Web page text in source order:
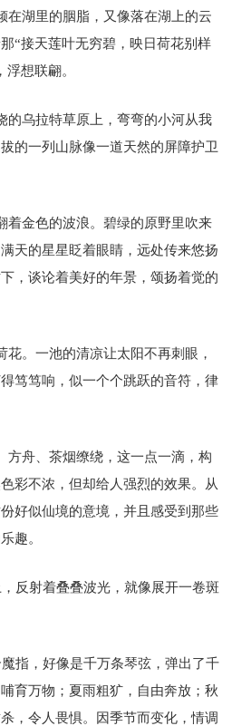
在湖里的胭脂，又像落在湖上的云
“接天莲叶无穷碧，映日荷花别样
想联翩。
的乌拉特草原上，弯弯的小河从我
的一列山脉像一道天然的屏障护卫
着金色的波浪。碧绿的原野里吹来
天的星星眨着眼睛，远处传来悠扬
，谈论着美好的年景，颂扬着觉的
花。一池的清凉让太阳不再刺眼，
笃笃响，似一个个跳跃的音符，律
方舟、茶烟缭绕，这一点一滴，构
彩不浓，但却给人强烈的效果。从
好似仙境的意境，并且感受到那些
趣。
反射着叠叠波光，就像展开一卷斑
指，好像是千万条琴弦，弹出了千
育万物；夏雨粗犷，自由奔放；秋
，令人畏惧。因季节而变化，情调